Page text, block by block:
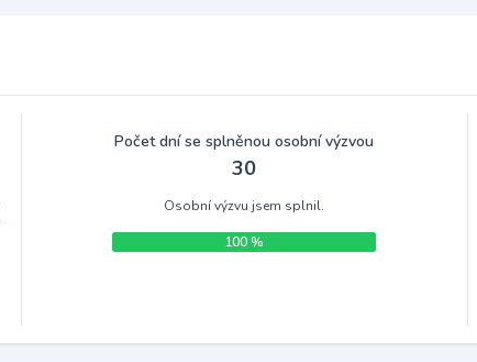
Počet dní se splněnou osobní výzvou
30
Osobní výzvu jsem splnil.
100 %